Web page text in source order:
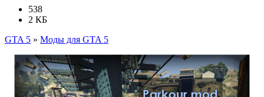
538
2 КБ
GTA 5 » Моды для GTA 5